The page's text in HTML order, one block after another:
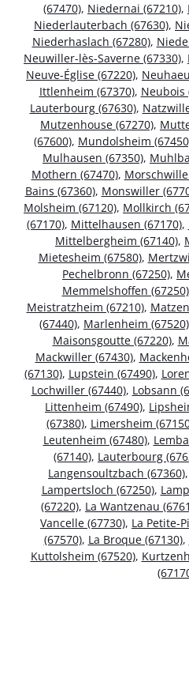
(67470), Niedernai (67210),
Niederlauterbach (67630),
Niederhaslach (67280),
Neuwiller-lès-Saverne (67330),
Neuve-Église (67220),
Ittlenheim (67370), Neubois
Lauterbourg (67630),
Mutzenhouse (67270),
(67600), Mundolsheim
Mulhausen (67350),
Mothern (67470),
Bains (67360), Monswiller
Molsheim (67120), Mollkirch
(67170), Mittelhausen (67170),
Mittelbergheim (67140),
Mietesheim (67580),
Pechelbronn (67250),
Memmelshoffen (67250)
Meistratzheim (67210),
(67440), Marlenheim (67520)
Maisonsgoutte (67220),
Mackwiller (67430),
(67130), Lupstein (67490),
Lochwiller (67440), Lobsann
Littenheim (67490),
(67380), Limersheim
Leutenheim (67480),
(67140), Lauterbourg
Langensoultzbach (67360),
Lampertsloch (67250),
(67220), La Wantzenau
Vancelle (67730), La Petite-
(67570), La Broque (67130),
Kuttolsheim (67520),